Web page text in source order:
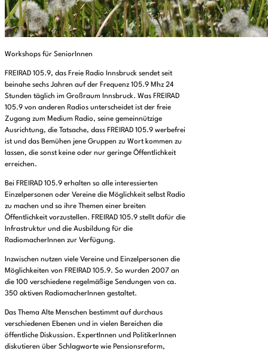
Workshops für SeniorInnen
FREIRAD 105.9, das Freie Radio Innsbruck sendet seit
beinahe sechs Jahren auf der Frequenz 105.9 Mhz 24
Stunden täglich im Großraum Innsbruck. Was FREIRAD
105.9 von anderen Radios unterscheidet ist der freie
Zugang zum Medium Radio, seine gemeinnützige
Ausrichtung, die Tatsache, dass FREIRAD 105.9 werbefrei
ist und das Bemühen jene Gruppen zu Wort kommen zu
lassen, die sonst keine oder nur geringe Öffentlichkeit
erreichen.
Bei FREIRAD 105.9 erhalten so alle interessierten
Einzelpersonen oder Vereine die Möglichkeit selbst Radio
zu machen und so ihre Themen einer breiten
Öffentlichkeit vorzustellen. FREIRAD 105.9 stellt dafür die
Infrastruktur und die Ausbildung für die
RadiomacherInnen zur Verfügung.
Inzwischen nutzen viele Vereine und Einzelpersonen die
Möglichkeiten von FREIRAD 105.9. So wurden 2007 an
die 100 verschiedene regelmäßige Sendungen von ca.
350 aktiven RadiomacherInnen gestaltet.
Das Thema Alte Menschen bestimmt auf durchaus
verschiedenen Ebenen und in vielen Bereichen die
öffentliche Diskussion. ExpertInnen und PolitikerInnen
diskutieren über Schlagworte wie Pensionsreform,